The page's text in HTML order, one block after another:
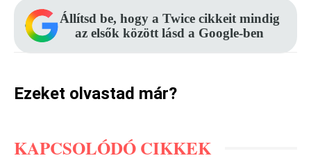
Állítsd be, hogy a Twice cikkeit mindig
az elsők között lásd a Google-ben
Ezeket olvastad már?
KAPCSOLÓDÓ CIKKEK